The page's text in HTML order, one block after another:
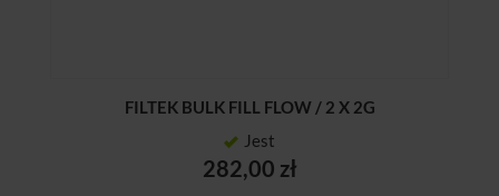
FILTEK BULK FILL FLOW / 2 X 2G
Jest
282,00 zł